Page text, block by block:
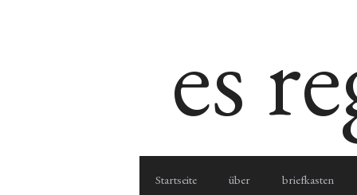
es
Startseite über briefkasten